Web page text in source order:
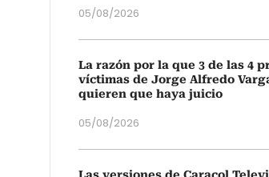
05/08/2026
La razón por la que 3 de las 4
víctimas de Jorge Alfredo
quieren que haya juicio
05/08/2026